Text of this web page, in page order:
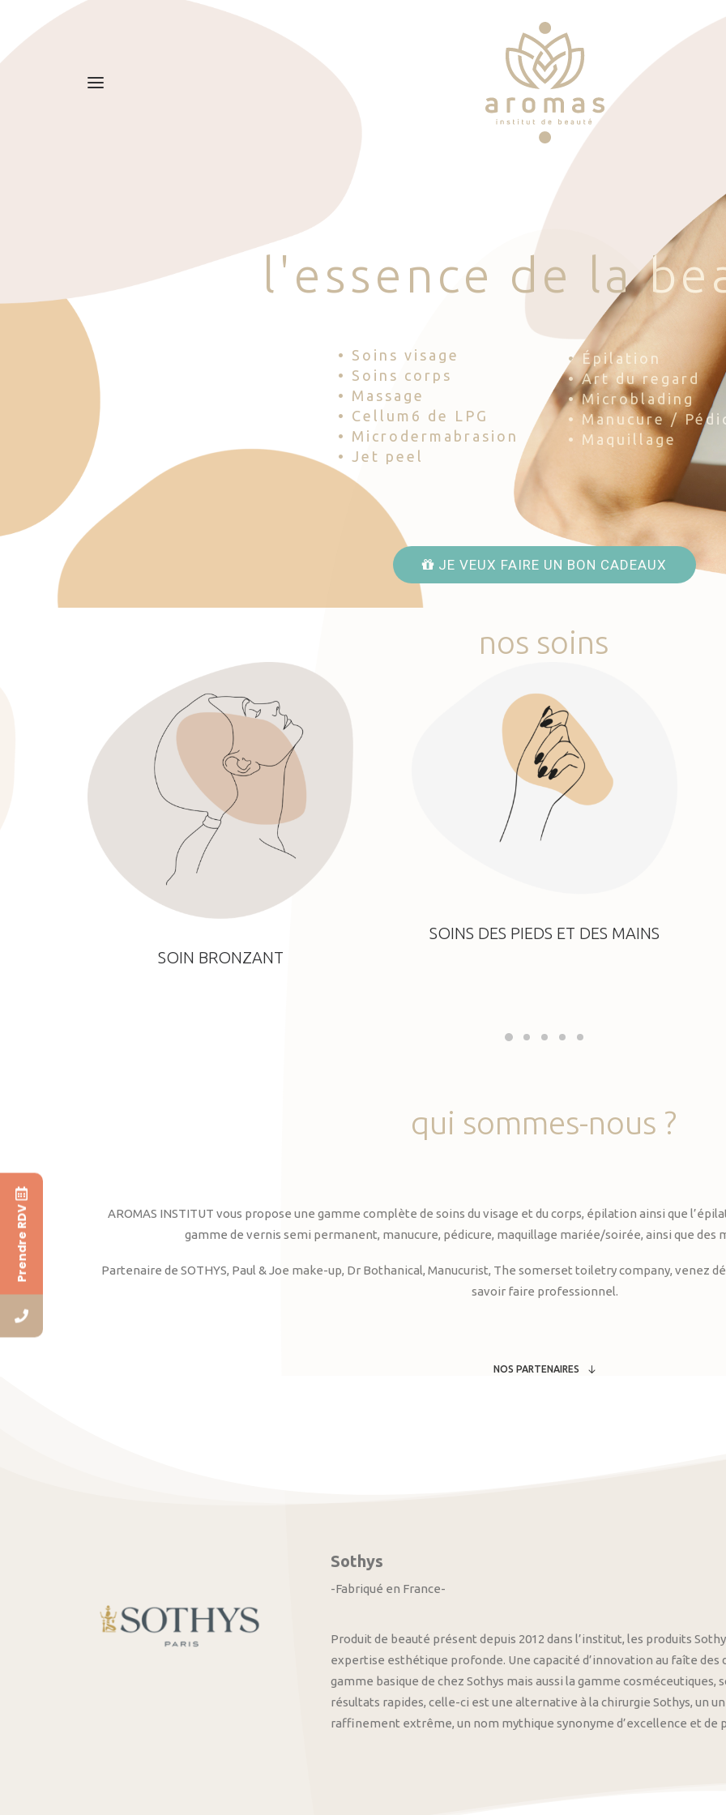
l 'esse nce d e la be
• Soins visage
• Soins corps
• Massage
• Cellum6 de LPG
• Microdermabrasion
• Jet peel
• Épilation
• Art du regard
• Microblading
• Manucure /
• Maquillage
JE VEUX FAIRE UN BON CADEAUX
nos soins
SOIN BRONZANT
SOINS DES PIEDS ET DES MAINS
qui sommes-nous ?
AROMAS INSTITUT vous propose une gamme complète de soins du visage et du corps, épilation ainsi que
gamme de vernis semi permanent, manucure, pédicure, maquillage mariée/soirée, ainsi que des
Partenaire de SOTHYS, Paul & Joe make-up, Dr Bothanical, Manucurist, The somerset toiletry company, venez
savoir faire professionnel.
NOS PARTENAIRES
Sothys
-Fabriqué en France-
Produit de beauté présent depuis 2012 dans l’institut, les produits
expertise esthétique profonde. Une capacité d’innovation au faîte
gamme basique de chez Sothys mais aussi la gamme
résultats rapides, celle-ci est une alternative à la chirurgie Sothys, un
raffinement extrême, un nom mythique synonyme d’excellence et de
Prendre RDV